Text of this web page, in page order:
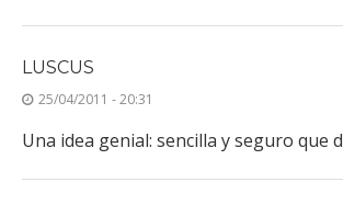
LUSCUS
25/04/2011 - 20:31
Una idea genial: sencilla y seguro que